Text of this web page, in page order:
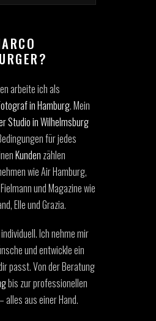
arbeite ich als
in Hamburg. Mein
Studio in Wilhelmsburg
für jedes
Kunden zählen
wie Air Hamburg,
und Magazine wie
Elle und Grazia.
Ich nehme mir
und entwickle ein
passt. Von der Beratung
bis zur professionellen
alles aus einer Hand.